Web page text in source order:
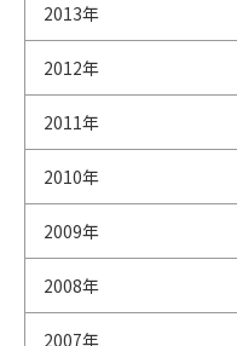
2013年
2012年
2011年
2010年
2009年
2008年
2007年